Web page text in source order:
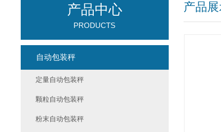
产品
产品中心
PRODUCTS
自动包装秤
定量自动包装秤
颗粒自动包装秤
粉末自动包装秤